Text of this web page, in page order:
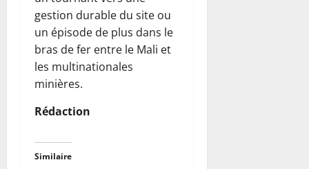
gestion durable du site ou
un épisode de plus dans le
bras de fer entre le Mali et
les multinationales
minières.
Rédaction
Similaire